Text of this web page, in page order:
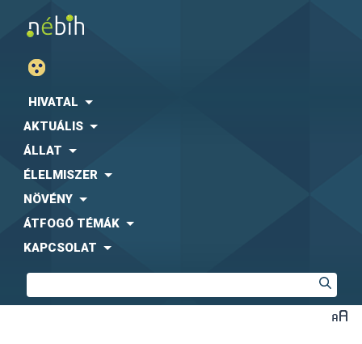
HIVATAL
AKTUÁLIS
ÁLLAT
ÉLELMISZER
NÖVÉNY
ÁTFOGÓ TÉMÁK
KAPCSOLAT